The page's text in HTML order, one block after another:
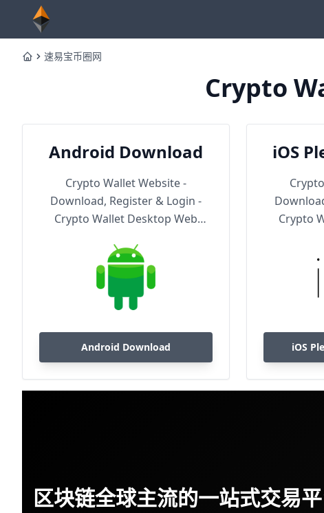
Home速易宝币圈网
Crypto
Android Download
Crypto Wallet Website -
Download, Register & Login -
Crypto Wallet Desktop Web
Android Download
iOS
Crypto
iOS
区块链全球主流的一站式交易